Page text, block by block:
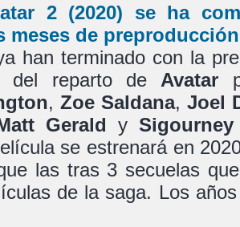
2(2020) se ha
meses de preproducción
han terminado con la
del reparto deAvatar
, Zoe Saldana, Joel
Gerald y Sigourney
se estrenará en
las tras 3 secuelas
de la saga. Los